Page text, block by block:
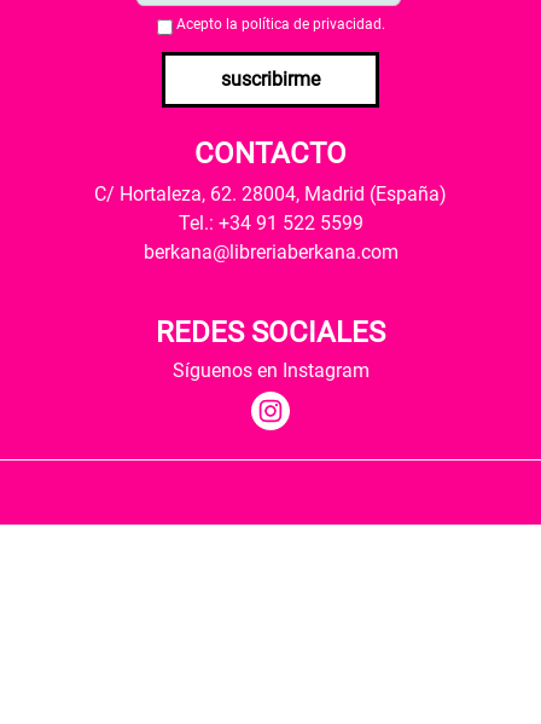
Acepto la política de privacidad .
suscribirme
CONTACTO
C/ Hortaleza, 62. 28004, Madrid (España)
Tel.: +34 91 522 5599
berkana@libreriaberkana.com
REDES SOCIALES
Síguenos en Instagram